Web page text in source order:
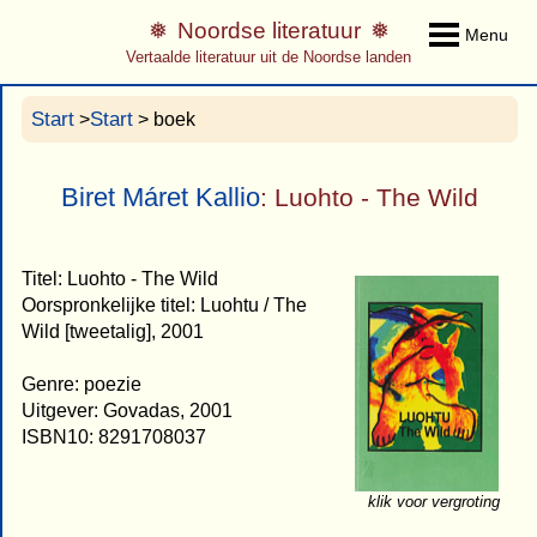
Menu
Noordse literatuur
Vertaalde literatuur uit de Noordse landen
Start >Start > boek
Biret Máret Kallio: Luohto - The Wild
klik voor vergroting
Titel: Luohto - The Wild
Oorspronkelijke titel: Luohtu / The
Wild [tweetalig], 2001
Genre: poezie
Uitgever: Govadas, 2001
ISBN10: 8291708037